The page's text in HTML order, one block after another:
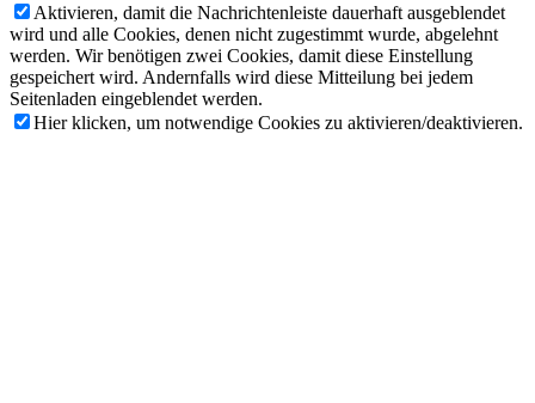
Aktivieren, damit die Nachrichtenleiste dauerhaft ausgeblendet
wird und alle Cookies, denen nicht zugestimmt wurde, abgelehnt
werden. Wir benötigen zwei Cookies, damit diese Einstellung
gespeichert wird. Andernfalls wird diese Mitteilung bei jedem
Seitenladen eingeblendet werden.
Hier klicken, um notwendige Cookies zu aktivieren/deaktivieren.